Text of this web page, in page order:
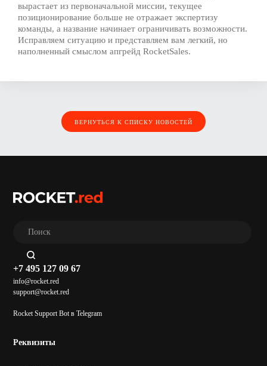
вырастает из первоначальной миссии, текущее
позиционирование больше не отражает экспертизу
команды, а название начинает ограничивать возможности.
Исправляем ситуацию и представляем вам легкий, но
наполненный смыслом апгрейд RocketSales.
ВЕРНУТЬСЯ К СПИСКУ НОВОСТЕЙ
+7 495 127 09 67
info@rocket.red
support@rocket.red
Rocket Support Bot в Telegram
Реквизиты